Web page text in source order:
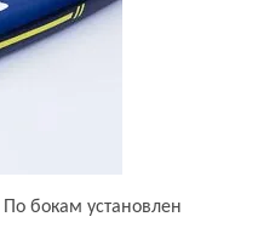
По бокам установлен